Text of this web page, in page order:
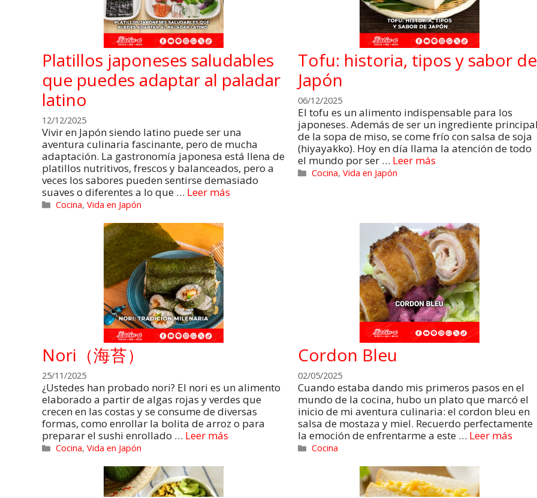
Platillos japoneses saludables
que puedes adaptar al paladar
latino
12/12/2025
Vivir en Japón siendo latino puede ser una
aventura culinaria fascinante, pero de mucha
adaptación. La gastronomía japonesa está llena de
platillos nutritivos, frescos y balanceados, pero a
veces los sabores pueden sentirse demasiado
suaves o diferentes a lo que … Leer más
Cocina,Vida en Japón
Tofu: historia, tipos y sabor de
Japón
06/12/2025
El tofu es un alimento indispensable para los
japoneses. Además de ser un ingrediente
de la sopa de miso, se come frío con salsa de soja
(hiyayakko). Hoy en día llama la atención de todo
el mundo por ser … Leer más
Cocina, Vida en Japón
Nori（海苔）
25/11/2025
¿Ustedes han probado nori? El nori es un alimento
elaborado a partir de algas rojas y verdes que
crecen en las costas y se consume de diversas
formas, como enrollar la bolita de arroz o para
preparar el sushi enrollado … Leer más
Cocina,Vida en Japón
Cordon Bleu
02/05/2025
Cuando estaba dando mis primeros pasos en el
mundo de la cocina, hubo un plato que marcó el
inicio de mi aventura culinaria: el cordon bleu en
salsa de mostaza y miel. Recuerdo perfectamente
la emoción de enfrentarme a este … Leer más
Cocina